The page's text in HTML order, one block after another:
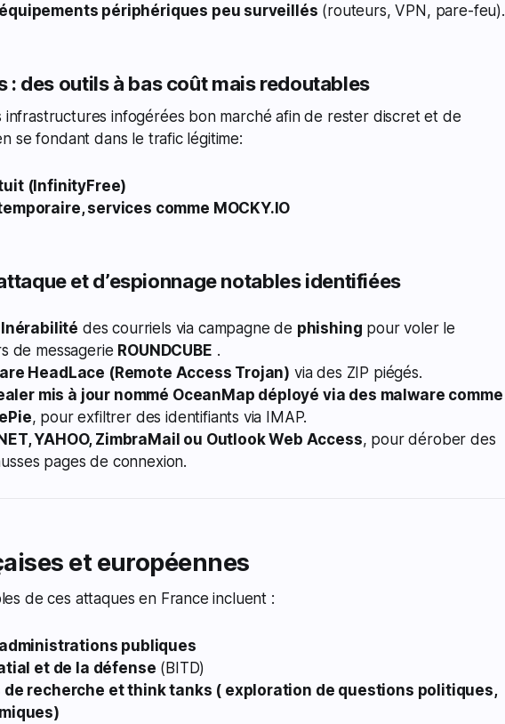
périphériques peu surveillés (routeurs, VPN, pare-feu).
: des outils à bas coût mais redoutables
infrastructures infogérées bon marché afin de rester discret et de
se fondant dans le trafic légitime:
(InfinityFree)
services comme MOCKY.IO
et d’espionnage notables identifiées
des courriels via campagne de phishing pour voler le
de messagerie ROUNDCUBE .
HeadLace (Remote Access Trojan) via des ZIP piégés.
mis à jour nommé OceanMap déployé via des malware comme
, pour exfiltrer des identifiants via IMAP.
YAHOO, ZimbraMail ou Outlook Web Access, pour dérober des
pages de connexion.
et européennes
de ces attaques en France incluent :
publiques
et de la défense (BITD)
recherche et think tanks ( exploration de questions politiques,